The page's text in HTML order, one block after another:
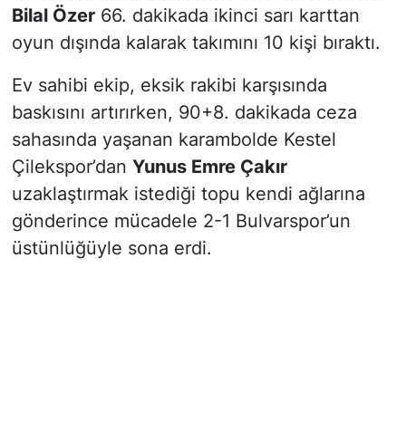
Bilal Özer66. dakikada ikinci sarı karttan
oyun dışında kalarak takımını 10 kişi bıraktı.
Ev sahibi ekip, eksik rakibi karşısında
baskısını artırırken, 90+8. dakikada ceza
sahasında yaşanan karambolde Kestel
Çilekspor’dan Yunus Emre Çakır
uzaklaştırmak istediği topu kendi ağlarına
gönderince mücadele 2-1 Bulvarspor’un
üstünlüğüyle sona erdi.